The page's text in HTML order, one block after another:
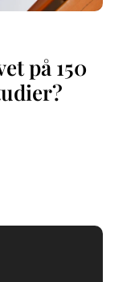
på 150